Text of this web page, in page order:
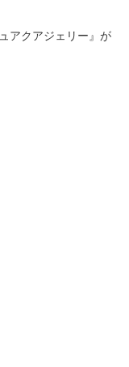
アクアジェリー』が